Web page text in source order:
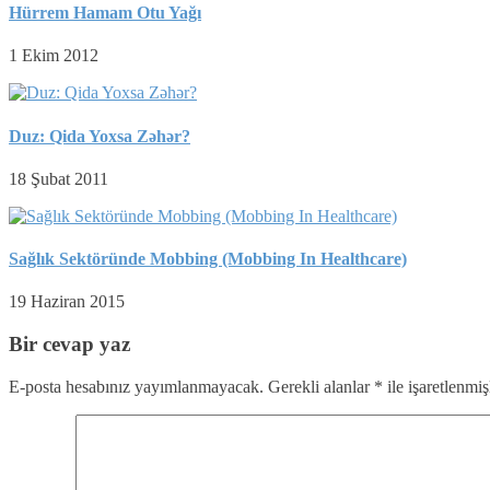
Hürrem Hamam Otu Yağı
1 Ekim 2012
Duz: Qida Yoxsa Zəhər?
18 Şubat 2011
Sağlık Sektöründe Mobbing (Mobbing In Healthcare)
19 Haziran 2015
Bir cevap yaz
E-posta hesabınız yayımlanmayacak. Gerekli alanlar * ile